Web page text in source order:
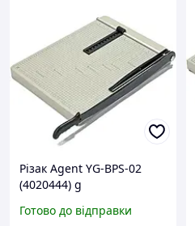
Різак Agent YG-BPS-02
(4020444) g
Готово до відправки